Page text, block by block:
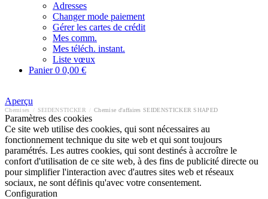
Adresses
Changer mode paiement
Gérer les cartes de crédit
Mes comm.
Mes téléch. instant.
Liste vœux
Panier0 0,00 €
Aperçu
Chemises SEIDENSTICKER Chemise d'affaires SEIDENSTICKER SHAPED
Paramètres des cookies
Ce site web utilise des cookies, qui sont nécessaires au
fonctionnement technique du site web et qui sont toujours
paramétrés. Les autres cookies, qui sont destinés à accroître le
confort d'utilisation de ce site web, à des fins de publicité directe ou
pour simplifier l'interaction avec d'autres sites web et réseaux
sociaux, ne sont définis qu'avec votre consentement.
Configuration